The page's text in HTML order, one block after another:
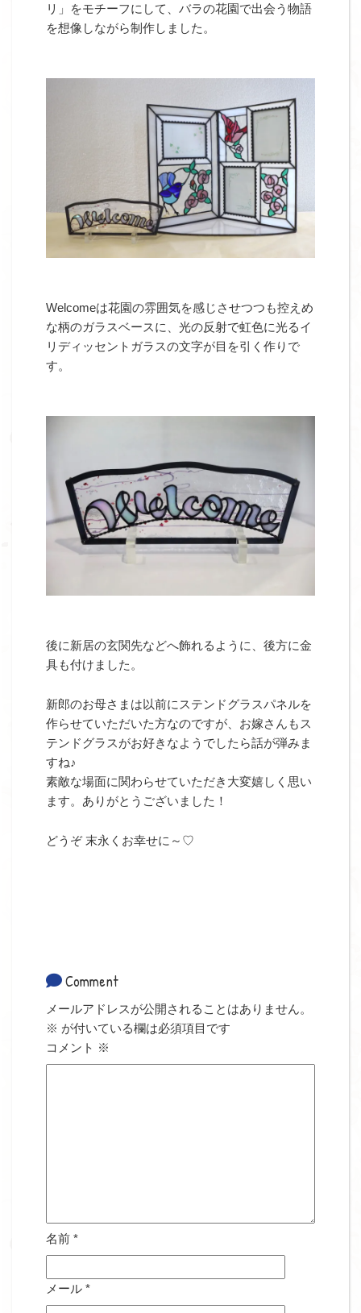
リ」をモチーフにして、バラの花園で出会う物語
を想像しながら制作しました。
Welcomeは花園の雰囲気を感じさせつつも控えめ
な柄のガラスベースに、光の反射で虹色に光るイ
リディッセントガラスの文字が目を引く作りで
す。
後に新居の玄関先などへ飾れるように、後方に金
具も付けました。
新郎のお母さまは以前にステンドグラスパネルを
作らせていただいた方なのですが、お嫁さんもス
テンドグラスがお好きなようでしたら話が弾みま
すね♪
素敵な場面に関わらせていただき大変嬉しく思い
ます。ありがとうございました！
どうぞ 末永くお幸せに～♡
Comment
メールアドレスが公開されることはありません。
※ が付いている欄は必須項目です
コメント ※
名前 *
メール *